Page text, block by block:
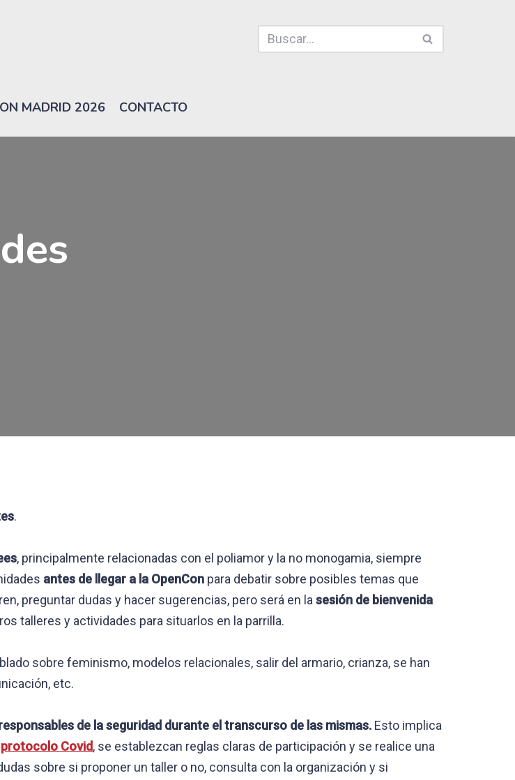
MADRID 2026 CONTACTO
.
, principalmente relacionadas con el poliamor y la no monogamia, siempre
antes de llegar a la OpenCon para debatir sobre posibles temas que
preguntar dudas y hacer sugerencias, pero será en la sesión de bienvenida
talleres y actividades para situarlos en la parrilla.
sobre feminismo, modelos relacionales, salir del armario, crianza, se han
etc.
de la seguridad durante el transcurso de las mismas. Esto implica
protocolo Covid, se establezcan reglas claras de participación y se realice una
sobre si proponer un taller o no, consulta con la organización y si